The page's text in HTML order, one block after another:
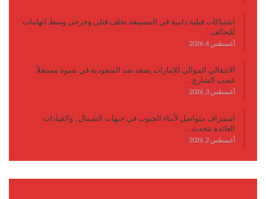
اشتباكات قبلية دامية في المصينعة تخلف قتلى وجرحى وسط اتهامات
للتحالف…
أغسطس 4, 2026
الانتقالي الموالي للإمارات يصعد ضد السعودية في شبوة مستغلاً
غضب الشارع…
أغسطس 3, 2026
استنزاف متواصل لأبناء الجنوب في جبهات الشمال.. والقيادات
العائدة تتحدث…
أغسطس 2, 2026